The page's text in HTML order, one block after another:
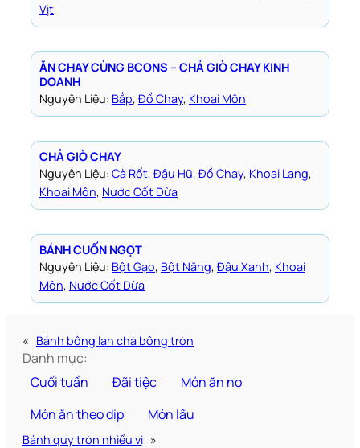
Vịt
ĂN CHAY CÙNG BCONS – CHẢ GIÒ CHAY KINH
DOANH
Nguyên Liệu: Bắp, Đồ Chay, Khoai Môn
CHẢ GIÒ CHAY
Nguyên Liệu: Cà Rốt, Đậu Hũ, Đồ Chay, Khoai Lang
Khoai Môn, Nước Cốt Dừa
BÁNH CUỐN NGỌT
Nguyên Liệu: Bột Gạo, Bột Năng, Đậu Xanh, Khoai
Môn, Nước Cốt Dừa
« Bánh bông lan chà bông tròn
Danh mục:
Cuối tuần
Đãi tiệc
Món ăn no
Món ăn theo dịp
Món lẩu
Bánh quy tròn nhiều vị »